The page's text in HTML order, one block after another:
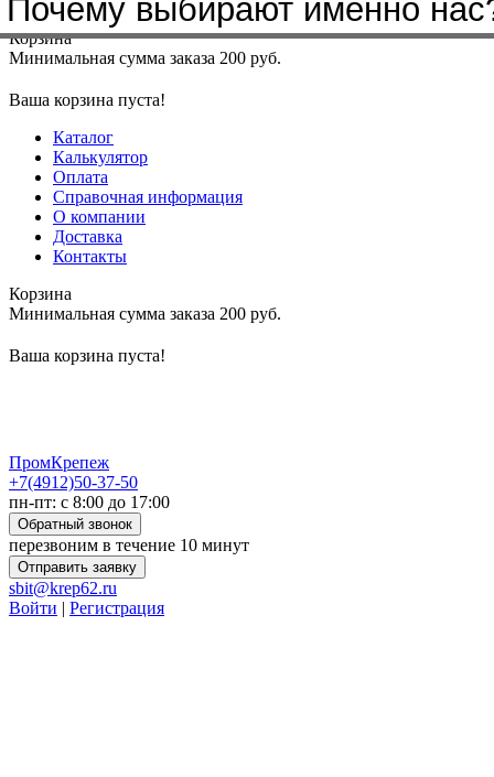
Меню+7(4912)50-37-50sbit@krep62.ru
Корзина
Минимальная сумма заказа 200 руб.
Ваша корзина пуста!
Каталог
Калькулятор
Оплата
Справочная информация
О компании
Доставка
Контакты
Корзина
Минимальная сумма заказа 200 руб.
Ваша корзина пуста!
ПромКрепеж
+7(4912)50-37-50
пн-пт: с 8:00 до 17:00
Обратный звонок
перезвоним в течение 10 минут
Отправить заявку
sbit@krep62.ru
Войти | Регистрация
Почему выбирают именно